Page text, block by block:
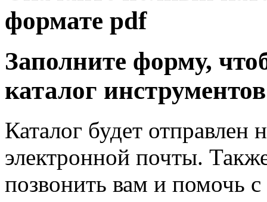
формате pdf
Заполните форму,
каталог
Каталог будет отправлен
электронной почты.
позвонить вам и помочь